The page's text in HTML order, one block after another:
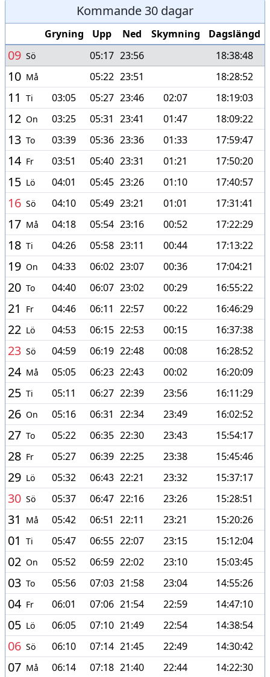
Kommande 30 dagar
Gryning Upp Ned Skymning Dagslängd
09 Sö 05:17 23:56 18:38:48
10 Må 05:22 23:51 18:28:52
11 Ti 03:05 05:27 23:46 02:07 18:19:03
12 On 03:25 05:31 23:41 01:47 18:09:22
13 To 03:39 05:36 23:36 01:33 17:59:47
14 Fr 03:51 05:40 23:31 01:21 17:50:20
15 Lö 04:01 05:45 23:26 01:10 17:40:57
16 Sö 04:10 05:49 23:21 01:01 17:31:41
17 Må 04:18 05:54 23:16 00:52 17:22:29
18 Ti 04:26 05:58 23:11 00:44 17:13:22
19 On 04:33 06:02 23:07 00:36 17:04:21
20 To 04:40 06:07 23:02 00:29 16:55:22
21 Fr 04:46 06:11 22:57 00:22 16:46:29
22 Lö 04:53 06:15 22:53 00:15 16:37:38
23 Sö 04:59 06:19 22:48 00:08 16:28:52
24 Må 05:05 06:23 22:43 00:02 16:20:09
25 Ti 05:11 06:27 22:39 23:56 16:11:29
26 On 05:16 06:31 22:34 23:49 16:02:52
27 To 05:22 06:35 22:30 23:43 15:54:17
28 Fr 05:27 06:39 22:25 23:38 15:45:46
29 Lö 05:32 06:43 22:21 23:32 15:37:17
30 Sö 05:37 06:47 22:16 23:26 15:28:51
31 Må 05:42 06:51 22:11 23:21 15:20:26
01 Ti 05:47 06:55 22:07 23:15 15:12:04
02 On 05:52 06:59 22:02 23:10 15:03:45
03 To 05:56 07:03 21:58 23:04 14:55:26
04 Fr 06:01 07:06 21:54 22:59 14:47:10
05 Lö 06:05 07:10 21:49 22:54 14:38:54
06 Sö 06:10 07:14 21:45 22:49 14:30:42
07 Må 06:14 07:18 21:40 22:44 14:22:30